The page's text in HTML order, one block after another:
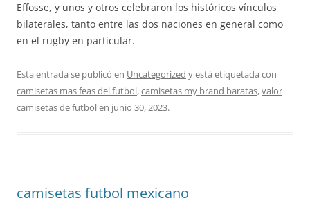
Effosse, y unos y otros celebraron los históricos vínculos
bilaterales, tanto entre las dos naciones en general como
en el rugby en particular.
Esta entrada se publicó en Uncategorized y está etiquetada con
camisetas mas feas del futbol,camisetas my brand baratas,valor
camisetas de futbolen junio 30, 2023.
camisetas futbol mexicano